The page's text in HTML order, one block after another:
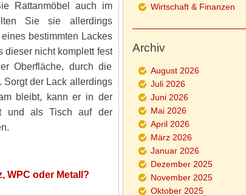
Rattanmöbel auch im
Sie sie allerdings
bestimmten Lackes
dieser nicht komplett fest
Oberfläche, durch die
Sorgt der Lack allerdings
bleibt, kann er in der
und als Tisch auf der
WPC oder Metall?
Wirtschaft & Finanzen
Archiv
August 2026
Juli 2026
Juni 2026
Mai 2026
April 2026
März 2026
Januar 2026
Dezember 2025
November 2025
Oktober 2025